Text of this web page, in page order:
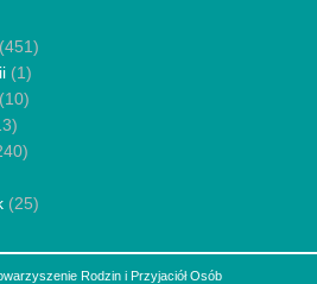
(451)
(1)
(10)
(25)
Rodzin i Przyjaciół Osób